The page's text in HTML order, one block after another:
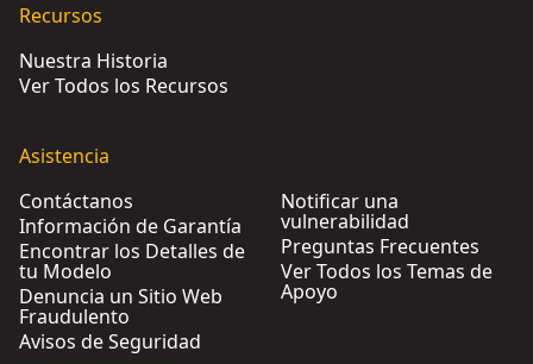
Recursos
Nuestra Historia
Ver Todos los Recursos
Asistencia
Contáctanos
Información de Garantía
Encontrar los Detalles de
tu Modelo
Denuncia un Sitio Web
Fraudulento
Avisos de Seguridad
Notificar una
vulnerabilidad
Preguntas Frecuentes
Ver Todos los Temas de
Apoyo